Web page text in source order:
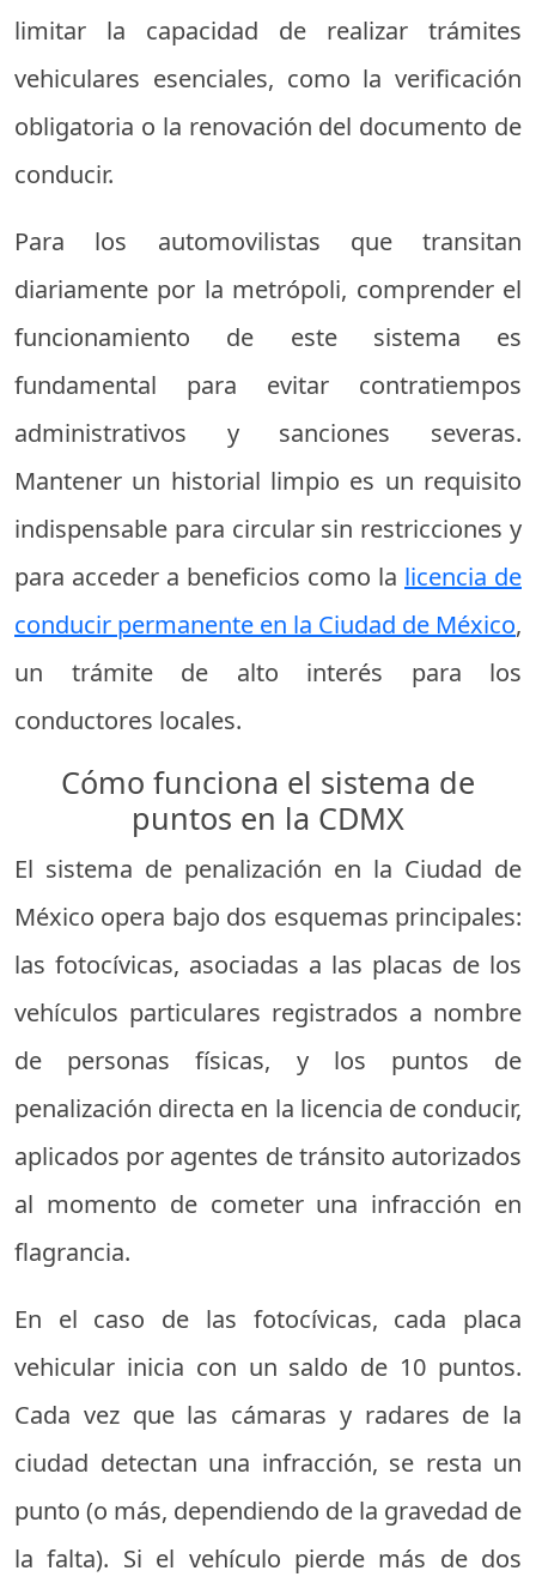
limitar la capacidad de realizar trámites
vehiculares esenciales, como la verificación
obligatoria o la renovación del documento de
conducir.
Para los automovilistas que transitan
diariamente por la metrópoli, comprender el
funcionamiento de este sistema es
fundamental para evitar contratiempos
administrativos y sanciones severas.
Mantener un historial limpio es un requisito
indispensable para circular sin restricciones y
para acceder a beneficios como la licencia de
conducir permanente en la Ciudad de México,
un trámite de alto interés para los
conductores locales.
Cómo funciona el sistema de
puntos en la CDMX
El sistema de penalización en la Ciudad de
México opera bajo dos esquemas principales:
las fotocívicas, asociadas a las placas de los
vehículos particulares registrados a nombre
de personas físicas, y los puntos de
penalización directa en la licencia de conducir,
aplicados por agentes de tránsito autorizados
al momento de cometer una infracción en
flagrancia.
En el caso de las fotocívicas, cada placa
vehicular inicia con un saldo de 10 puntos.
Cada vez que las cámaras y radares de la
ciudad detectan una infracción, se resta un
punto (o más, dependiendo de la gravedad de
la falta). Si el vehículo pierde más de dos